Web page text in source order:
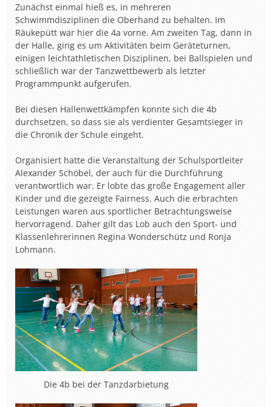
Zunächst einmal hieß es, in mehreren
Schwimmdisziplinen die Oberhand zu behalten. Im
Räukepütt war hier die 4a vorne. Am zweiten Tag, dann in
der Halle, ging es um Aktivitäten beim Geräteturnen,
einigen leichtathletischen Disziplinen, bei Ballspielen und
schließlich war der Tanzwettbewerb als letzter
Programmpunkt aufgerufen.
Bei diesen Hallenwettkämpfen konnte sich die 4b
durchsetzen, so dass sie als verdienter Gesamtsieger in
die Chronik der Schule eingeht.
Organisiert hatte die Veranstaltung der Schulsportleiter
Alexander Schöbel, der auch für die Durchführung
verantwortlich war. Er lobte das große Engagement aller
Kinder und die gezeigte Fairness. Auch die erbrachten
Leistungen waren aus sportlicher Betrachtungsweise
hervorragend. Daher gilt das Lob auch den Sport- und
Klassenlehrerinnen Regina Wonderschütz und Ronja
Lohmann.
Die 4b bei der Tanzdarbietung